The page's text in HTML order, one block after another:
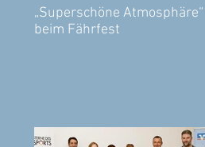
„Superschöne Atmosphäre“
beim Fährfest